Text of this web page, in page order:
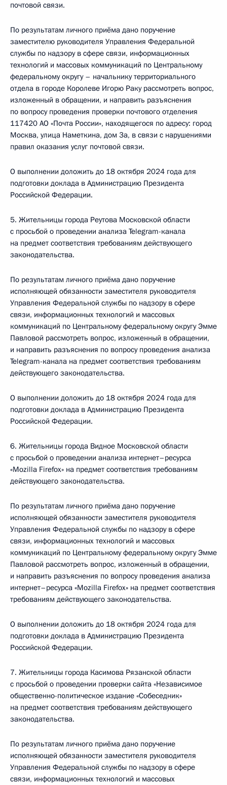
почтовой связи.
По результатам личного приёма дано поручение
заместителю руководителя Управления Федеральной
службы по надзору в сфере связи, информационных
технологий и массовых коммуникаций по Центральному
федеральному округу – начальнику территориального
отдела в городе Королеве Игорю Раку рассмотреть вопрос,
изложенный в обращении, и направить разъяснения
по вопросу проведения проверки почтового отделения
117420 АО «Почта России», находящегося по адресу: город
Москва, улица Наметкина, дом 3а, в связи с нарушениями
правил оказания услуг почтовой связи.
О выполнении доложить до 18 октября 2024 года для
подготовки доклада в Администрацию Президента
Российской Федерации.
5. Жительницы города Реутова Московской области
с просьбой о проведении анализа Telegram-канала
на предмет соответствия требованиям действующего
законодательства.
По результатам личного приёма дано поручение
исполняющей обязанности заместителя руководителя
Управления Федеральной службы по надзору в сфере
связи, информационных технологий и массовых
коммуникаций по Центральному федеральному округу Эмме
Павловой рассмотреть вопрос, изложенный в обращении,
и направить разъяснения по вопросу проведения анализа
Telegram-канала на предмет соответствия требованиям
действующего законодательства.
О выполнении доложить до 18 октября 2024 года для
подготовки доклада в Администрацию Президента
Российской Федерации.
6. Жительницы города Видное Московской области
с просьбой о проведении анализа интернет–ресурса
«Mozilla Firefox» на предмет соответствия требованиям
действующего законодательства.
По результатам личного приёма дано поручение
исполняющей обязанности заместителя руководителя
Управления Федеральной службы по надзору в сфере
связи, информационных технологий и массовых
коммуникаций по Центральному федеральному округу Эмме
Павловой рассмотреть вопрос, изложенный в обращении,
и направить разъяснения по вопросу проведения анализа
интернет–ресурса «Mozilla Firefox» на предмет соответствия
требованиям действующего законодательства.
О выполнении доложить до 18 октября 2024 года для
подготовки доклада в Администрацию Президента
Российской Федерации.
7. Жительницы города Касимова Рязанской области
с просьбой о проведении проверки сайта «Независимое
общественно-политическое издание «Собеседник»
на предмет соответствия требованиям действующего
законодательства.
По результатам личного приёма дано поручение
исполняющей обязанности заместителя руководителя
Управления Федеральной службы по надзору в сфере
связи, информационных технологий и массовых